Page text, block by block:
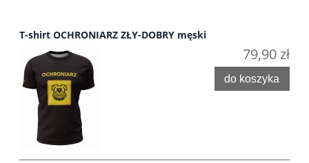
T-shirt OCHRONIARZ ZŁY-DOBRY męski
79,90 zł
do koszyka